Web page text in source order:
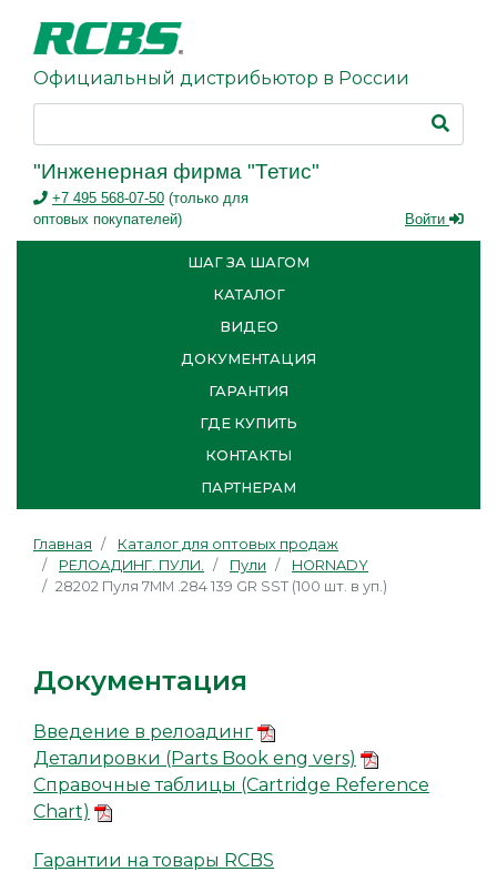
Официальный дистрибьютор в России
"Инженерная фирма "Тетис"
+7 495 568-07-50 (только для
оптовых покупателей)
Войти
ШАГ ЗА ШАГОМ
КАТАЛОГ
ВИДЕО
ДОКУМЕНТАЦИЯ
ГАРАНТИЯ
ГДЕ КУПИТЬ
КОНТАКТЫ
ПАРТНЕРАМ
Главная
Каталог для оптовых продаж
РЕЛОАДИНГ. ПУЛИ.
Пули
HORNADY
28202 Пуля 7ММ .284 139 GR SST (100 шт. в уп.)
Документация
Введение в релоадинг
Деталировки (Parts Book eng vers)
Справочные таблицы (Cartridge Reference
Chart)
Гарантии на товары RCBS